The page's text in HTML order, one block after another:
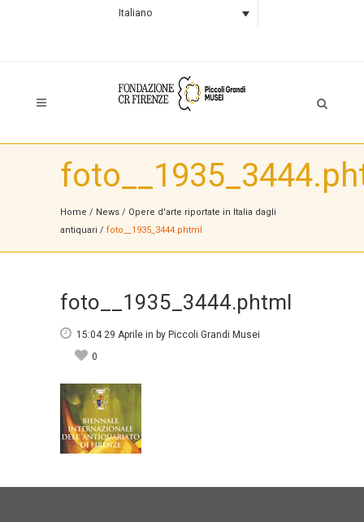
Italiano
Home / News / Opere d'arte riportate in Italia dagli
antiquari / foto__1935_3444.phtml
foto__1935_3444.phtml
15:04 29 Aprile in by Piccoli Grandi Musei
0